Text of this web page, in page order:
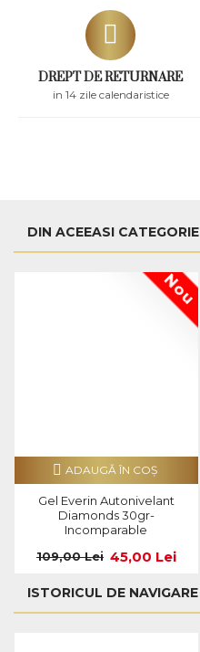
DREPT DE RETURNARE
in 14 zile calendaristice
DIN ACEEASI CATEGORIE
Nou
Gel Everin Autonivelant
Diamonds 30gr-
Incomparable
45,00 Lei
109,00 Lei
ADAUGĂ ÎN COŞ
ISTORICUL DE NAVIGARE